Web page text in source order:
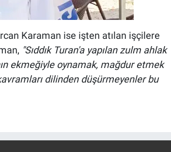
Karaman ise işten atılan işçilere
"Sıddık Turan'a yapılan zulm ahlak
ekmeğiyle oynamak, mağdur etmek
dilinden düşürmeyenler bu